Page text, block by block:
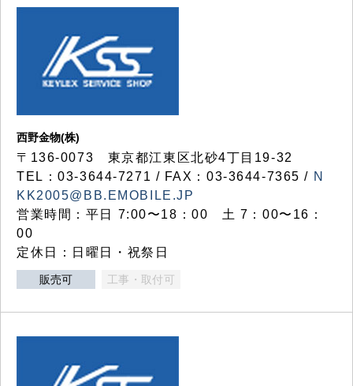
西野金物(株)
〒136-0073 東京都江東区北砂4丁目19-32
TEL：03‐3644‐7271 / FAX：03-3644-7365 / N
KK2005@BB.EMOBILE.JP
営業時間：平日 7:00〜18：00 土 7：00〜16：
00
定休日：日曜日・祝祭日
販売可 工事・取付可